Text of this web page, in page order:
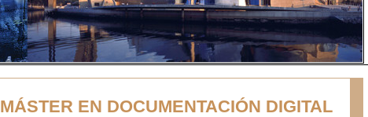
MÁSTER EN DOCUMENTACIÓN DIGITAL